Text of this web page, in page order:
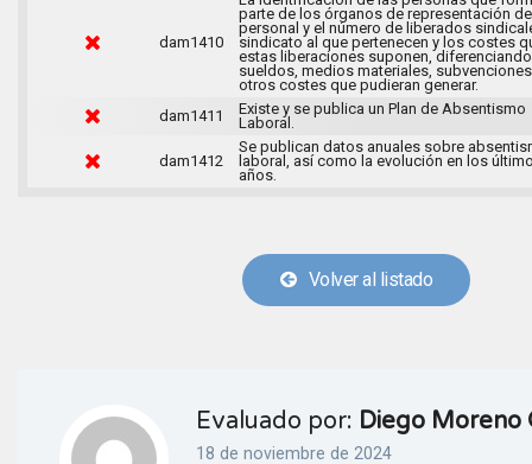
dam1410
parte de los órganos de representación
personal y el número de liberados
sindicato al que pertenecen y los costes
estas liberaciones suponen, diferenciando
sueldos, medios materiales,
otros costes que pudieran generar.
dam1411
Existe y se publica un Plan de Absentismo
Laboral.
dam1412
Se publican datos anuales sobre
laboral, así como la evolución en los
años.
Volver al listado
Evaluado por: Diego Moreno
18 de noviembre de 2024